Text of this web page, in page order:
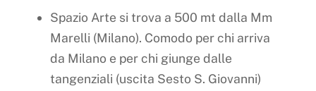
Spazio Arte si trova a 500 mt dalla Mm
Marelli (Milano). Comodo per chi arriva
da Milano e per chi giunge dalle
tangenziali (uscita Sesto S. Giovanni)